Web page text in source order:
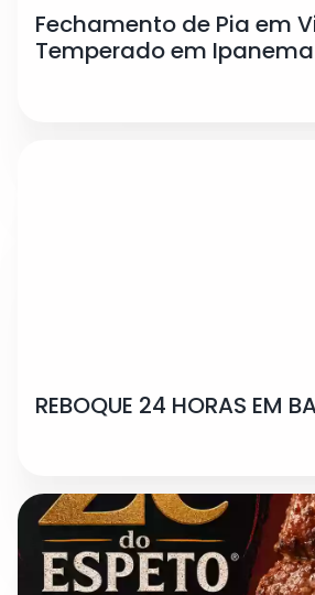
Fechamento de Pia em
Temperado em
REBOQUE 24 HORAS EM